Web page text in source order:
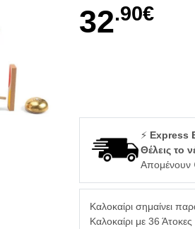
32.90€
⚡ Express
Θέλεις το
Απομένουν
Καλοκαίρι σημαίνει
Καλοκαίρι με 36